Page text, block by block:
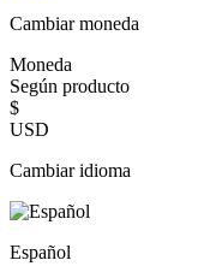
Cambiar moneda
Moneda
Según producto
$
USD
Cambiar idioma
Español